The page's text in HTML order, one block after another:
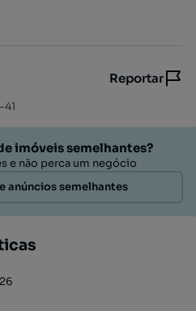
Reportar
41
imóveis semelhantes?
e não perca um negócio
anúncios semelhantes